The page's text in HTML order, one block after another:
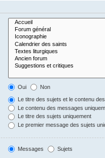
Oui Non
Le titre des sujets et le contenu
Le contenu des messages
Le titre des sujets uniquement
Le premier message des sujets
Messages Sujets